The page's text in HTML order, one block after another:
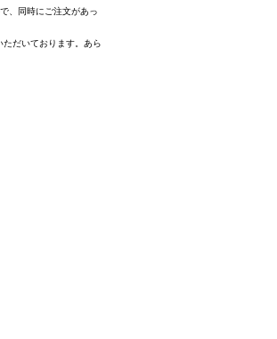
、同時にご注文があっ
だいております。あら